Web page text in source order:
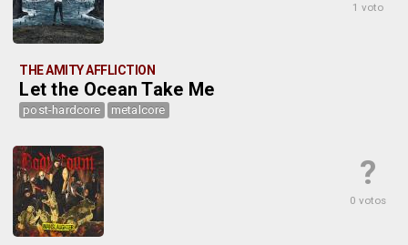
1 voto
THE AMITY AFFLICTION
Let the Ocean Take Me
post-hardcore metalcore
?
0 votos